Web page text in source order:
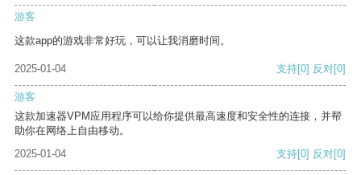
游客
这款app的游戏非常好玩，可以让我消磨时间。
2025-01-04 支持[0] 反对[0]
游客
这款加速器VPM应用程序可以给你提供最高速度和安全性的连接，并帮
助你在网络上自由移动。
2025-01-04
支持[0] 反对[0]